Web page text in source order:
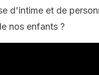
d'intime et de
nos enfants ?